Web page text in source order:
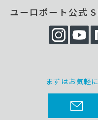
ユーロポート公式
まずはお気軽